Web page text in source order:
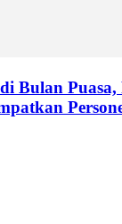
Bulan Puasa,